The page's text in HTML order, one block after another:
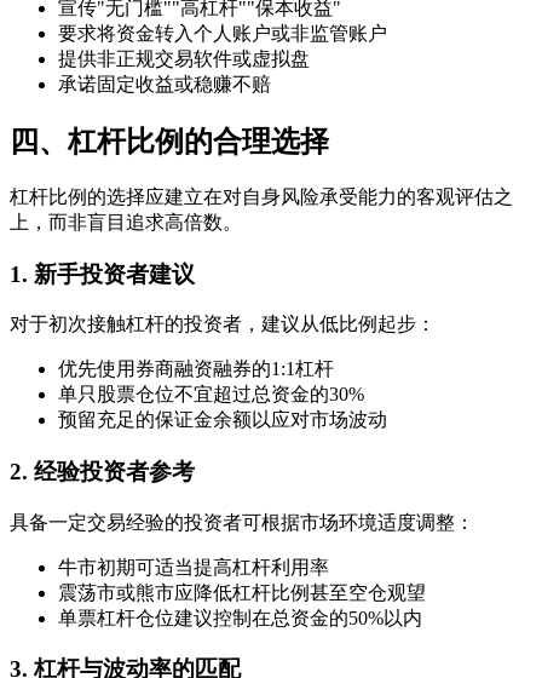
宣传"无门槛""高杠杆""保本收益"
要求将资金转入个人账户或非监管账户
提供非正规交易软件或虚拟盘
承诺固定收益或稳赚不赔
四、杠杆比例的合理选择
杠杆比例的选择应建立在对自身风险承受能力的客观评估之
上，而非盲目追求高倍数。
1. 新手投资者建议
对于初次接触杠杆的投资者，建议从低比例起步：
优先使用券商融资融券的1:1杠杆
单只股票仓位不宜超过总资金的30%
预留充足的保证金余额以应对市场波动
2. 经验投资者参考
具备一定交易经验的投资者可根据市场环境适度调整：
牛市初期可适当提高杠杆利用率
震荡市或熊市应降低杠杆比例甚至空仓观望
单票杠杆仓位建议控制在总资金的50%以内
3. 杠杆与波动率的匹配